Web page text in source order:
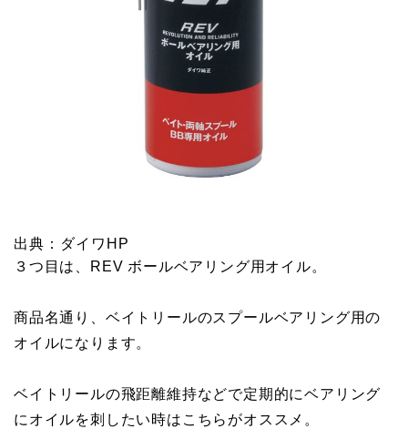
出典：ダイワHP
３つ目は、REV ボールベアリング用オイル。
商品名通り、ベイトリールのスプールベアリング用の
オイルになります。
ベイトリールの飛距離維持などで定期的にベアリング
にオイルを刺したい時はこちらがオススメ。